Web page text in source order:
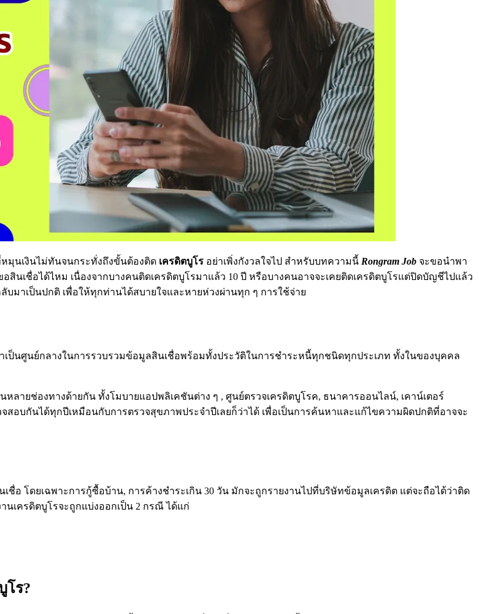
มุนเงินไม่ทันจนกระทั่งถึงขั้นต้องติด เครดิตบูโร อย่าเพิ่งกังวลใจไป สำหรับบทความนี้ Rongram Job จะขอนำพา
นเชื่อได้ไหม เนื่องจากบางคนติดเครดิตบูโรมาแล้ว 10 ปี หรือบางคนอาจจะเคยติดเครดิตบูโรแต่ปิดบัญชีไปแล้ว
มาเป็นปกติ เพื่อให้ทุกท่านได้สบายใจและหายห่วงผ่านทุก ๆ การใช้จ่าย
ป็นศูนย์กลางในการรวบรวมข้อมูลสินเชื่อพร้อมทั้งประวัติในการชำระหนี้ทุกชนิดทุกประเภท ทั้งในของบุคคล
ลายช่องทางด้ายกัน ทั้งโมบายแอปพลิเคชันต่าง ๆ , ศูนย์ตรวจเครดิตบูโรค, ธนาคารออนไลน์, เคาน์เตอร์
อบกันได้ทุกปีเหมือนกับการตรวจสุขภาพประจำปีเลยก็ว่าได้ เพื่อเป็นการค้นหาและแก้ไขความผิดปกติที่อาจจะ
อ โดยเฉพาะการกู้ซื้อบ้าน, การค้างชำระเกิน 30 วัน มักจะถูกรายงานไปที่บริษัทข้อมูลเครดิต แต่จะถือได้ว่าติด
นเครดิตบูโรจะถูกแบ่งออกเป็น 2 กรณี ได้แก่
โร?